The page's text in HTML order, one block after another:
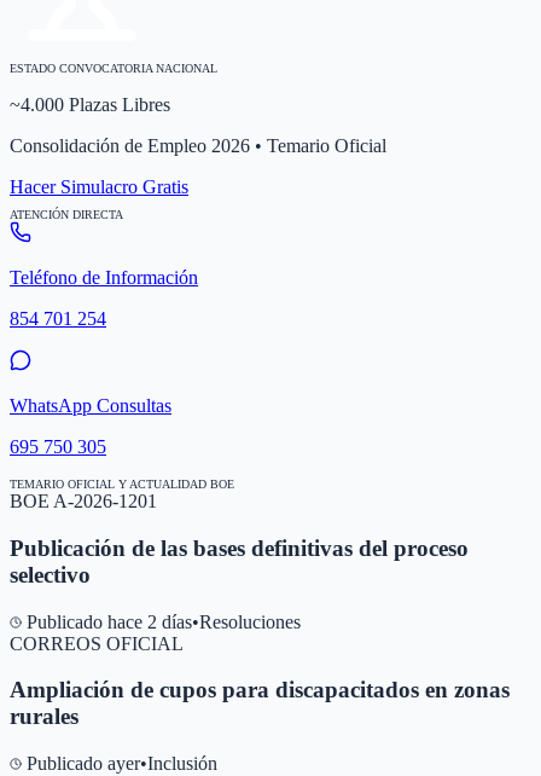
ESTADO CONVOCATORIA NACIONAL
~4.000 Plazas Libres
Consolidación de Empleo 2026 • Temario Oficial
Hacer Simulacro Gratis
ATENCIÓN DIRECTA
Teléfono de Información
854 701 254
WhatsApp Consultas
695 750 305
TEMARIO OFICIAL Y ACTUALIDAD BOE
BOE A-2026-1201
Publicación de las bases definitivas del proceso
selectivo
Publicado hace 2 días•Resoluciones
CORREOS OFICIAL
Ampliación de cupos para discapacitados en zonas
rurales
Publicado ayer•Inclusión